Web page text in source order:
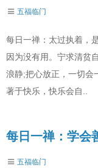
五福临门
每日一禅：太过执着，
因为没有用。宁求清贫
浪静;把心放正，一切会
著于快乐，快乐会自..
每日一禅：学会
五福临门